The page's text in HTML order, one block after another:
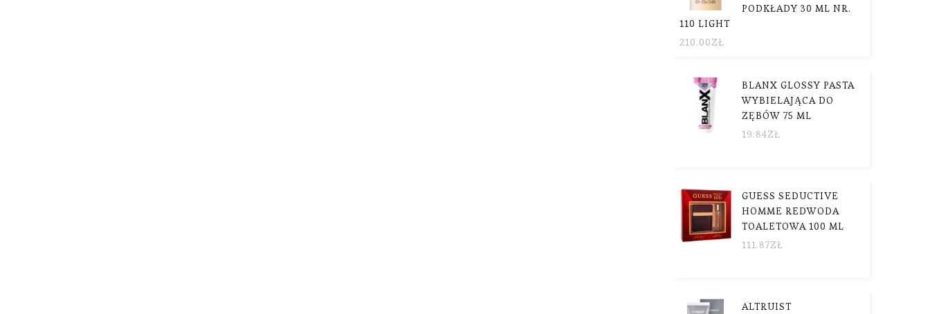
PODKŁADY 30 ML NR.
110 LIGHT
210.00ZŁ
BLANX GLOSSY PASTA
WYBIELAJĄCA DO
ZĘBÓW 75 ML
19.84ZŁ
GUESS SEDUCTIVE
HOMME REDWODA
TOALETOWA 100 ML
111.87ZŁ
ALTRUIST